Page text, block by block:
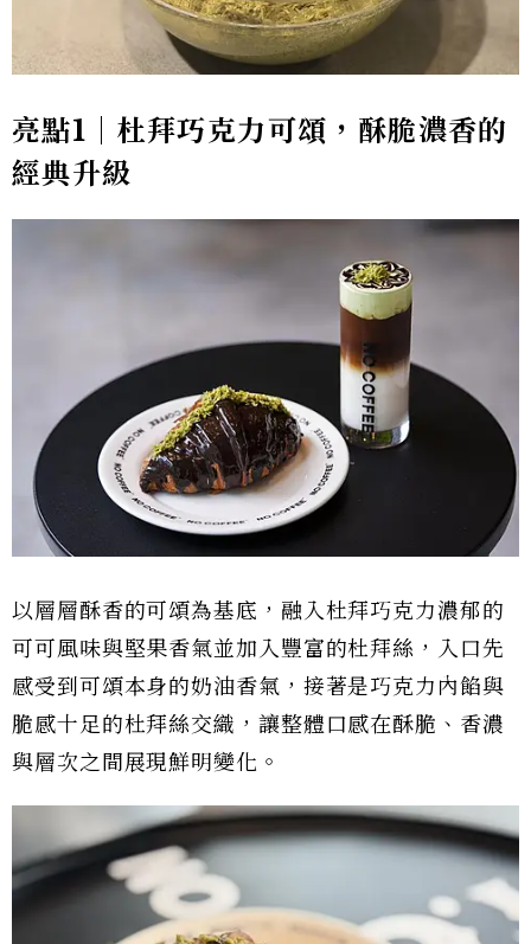
亮點1｜杜拜巧克力可頌，酥脆濃香的
經典升級
以層層酥香的可頌為基底，融入杜拜巧克力濃郁的
可可風味與堅果香氣並加入豐富的杜拜絲，入口先
感受到可頌本身的奶油香氣，接著是巧克力內餡與
脆感十足的杜拜絲交織，讓整體口感在酥脆、香濃
與層次之間展現鮮明變化。